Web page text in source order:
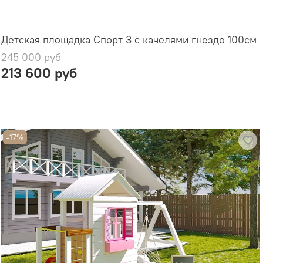
Детская площадка Спорт 3 с качелями гнездо 100см
245 000 руб
213 600 руб
-17%